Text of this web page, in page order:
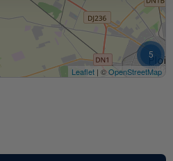
5
Leaflet | ©OpenStreetMap